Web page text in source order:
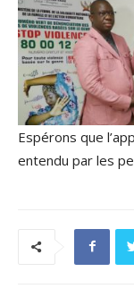
Espérons que
entendu par les